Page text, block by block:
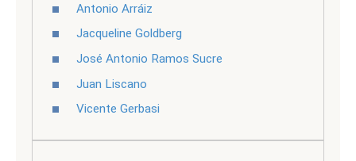
Antonio Arráiz
Jacqueline Goldberg
José Antonio Ramos Sucre
Juan Liscano
Vicente Gerbasi